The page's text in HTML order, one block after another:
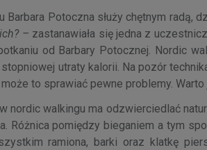
Barbara Potoczna służy chętnym radą,
– zastanawiała się jedna z
od Barbary Potocznej. Nordic
utraty kalorii. Na pozór
to sprawiać pewne problemy.
nordic walkingu ma odzwierciedlać
Różnica pomiędzy bieganiem a tym
ramiona, barki oraz klatkę